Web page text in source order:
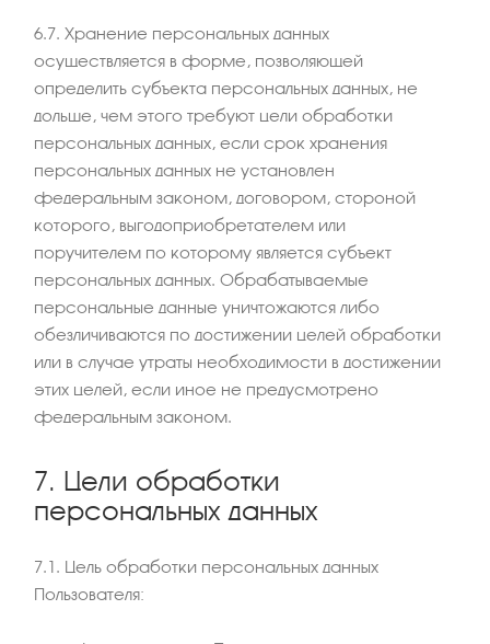
6.7. Хранение персональных данных
осуществляется в форме, позволяющей
определить субъекта персональных данных, не
дольше, чем этого требуют цели обработки
персональных данных, если срок хранения
персональных данных не установлен
федеральным законом, договором, стороной
которого, выгодоприобретателем или
поручителем по которому является субъект
персональных данных. Обрабатываемые
персональные данные уничтожаются либо
обезличиваются по достижении целей обработки
или в случае утраты необходимости в достижении
этих целей, если иное не предусмотрено
федеральным законом.
7. Цели обработки
персональных данных
7.1. Цель обработки персональных данных
Пользователя: